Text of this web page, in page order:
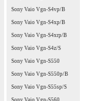
Sony Vaio Vgn-S4vp/B
Sony Vaio Vgn-S4xp/B
Sony Vaio Vgn-S4xrp/B
Sony Vaio Vgn-S4z/S
Sony Vaio Vgn-S550
Sony Vaio Vgn-S550p/B
Sony Vaio Vgn-S55sp/S
Sony Vaio Vgn-S560